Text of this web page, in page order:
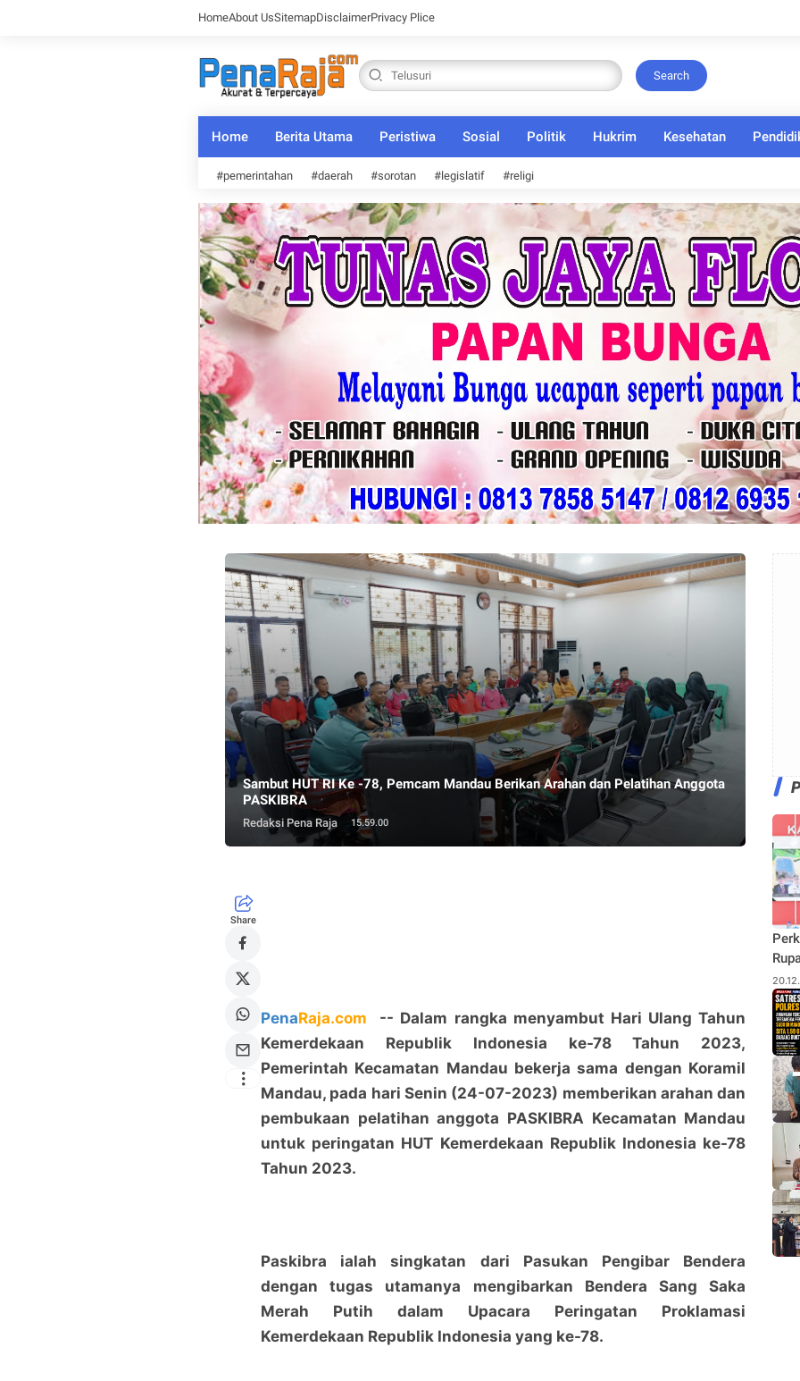
HomeAbout UsSitemapDisclaimerPrivacy Plice
Search
Home Berita Utama Peristiwa Sosial Politik Hukrim Kesehatan
#pemerintahan #daerah #sorotan #legislatif #religi
Sambut HUT RI Ke -78, Pemcam Mandau Berikan Arahan dan Pelatihan Anggota
PASKIBRA
Redaksi Pena Raja 15.59.00
Share
PenaRaja.com -- Dalam rangka menyambut Hari Ulang Tahun
Kemerdekaan Republik Indonesia ke-78 Tahun 2023,
Pemerintah Kecamatan Mandau bekerja sama dengan Koramil
Mandau, pada hari Senin (24-07-2023) memberikan arahan dan
pembukaan pelatihan anggota PASKIBRA Kecamatan Mandau
untuk peringatan HUT Kemerdekaan Republik Indonesia ke-78
Tahun 2023.
Paskibra ialah singkatan dari Pasukan Pengibar Bendera
dengan tugas utamanya mengibarkan Bendera Sang Saka
Merah Putih dalam Upacara Peringatan Proklamasi
Kemerdekaan Republik Indonesia yang ke-78.
Rhu